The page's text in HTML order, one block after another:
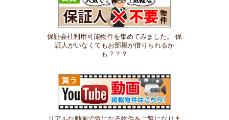
保証会社利用可能物件を集めてみました。 保
証人がいなくてもお部屋が借りられるか
も？？？